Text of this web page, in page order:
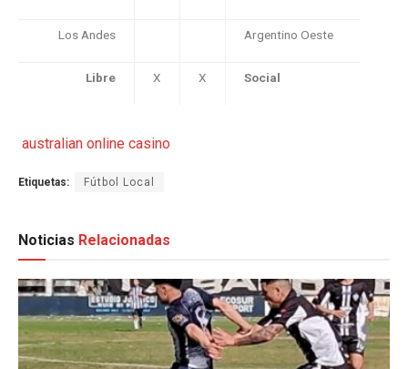
Los Andes Argentino Oeste
Libre X X Social
australian online casino
Etiquetas: Fútbol Local
Noticias Relacionadas